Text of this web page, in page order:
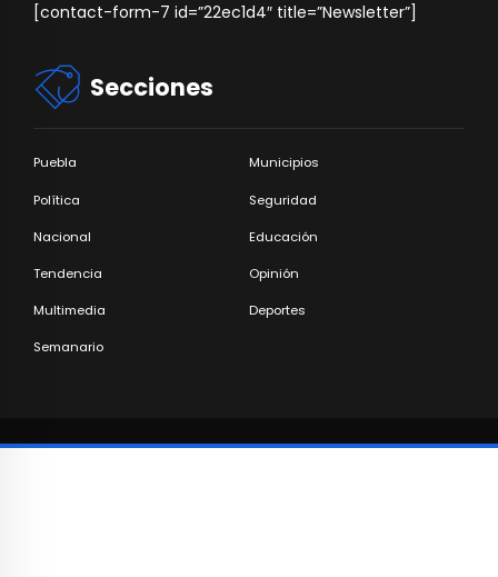
[contact-form-7 id=”22ec1d4″ title=”Newsletter”]
Secciones
Puebla Municipios
Política Seguridad
Nacional Educación
Tendencia Opinión
Multimedia Deportes
Semanario